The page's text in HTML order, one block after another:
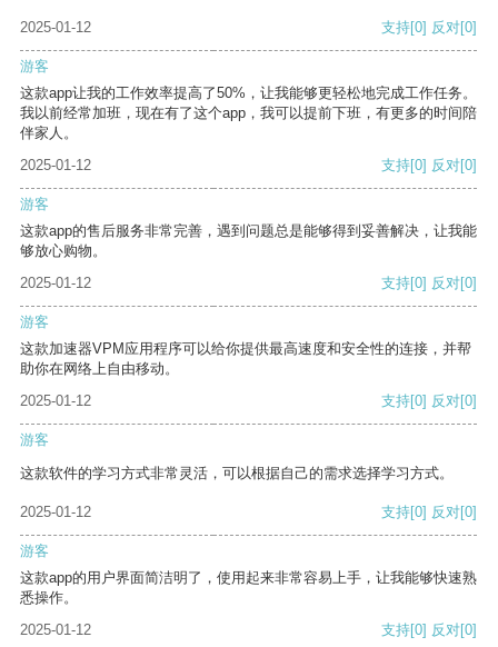
2025-01-12 支持[0] 反对[0]
游客
这款app让我的工作效率提高了50%，让我能够更轻松地完成工作任务。
我以前经常加班，现在有了这个app，我可以提前下班，有更多的时间陪
伴家人。
2025-01-12
支持[0] 反对[0]
游客
这款app的售后服务非常完善，遇到问题总是能够得到妥善解决，让我能
够放心购物。
2025-01-12
支持[0] 反对[0]
游客
这款加速器VPM应用程序可以给你提供最高速度和安全性的连接，并帮
助你在网络上自由移动。
2025-01-12
支持[0] 反对[0]
游客
这款软件的学习方式非常灵活，可以根据自己的需求选择学习方式。
2025-01-12 支持[0] 反对[0]
游客
这款app的用户界面简洁明了，使用起来非常容易上手，让我能够快速熟
悉操作。
2025-01-12
支持[0] 反对[0]